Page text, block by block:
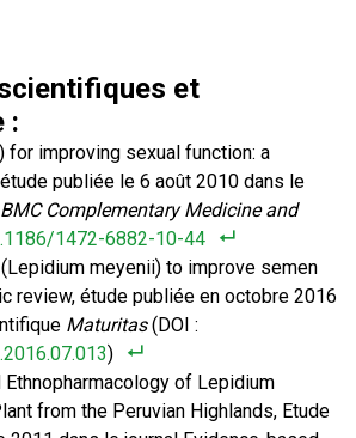
et
:
for improving sexual function: a
publiée le 6 août 2010 dans le
BMC Complementary Medicine and
1472-6882-10-44
meyenii) to improve semen
review, étude publiée en octobre 2016
Maturitas(DOI :
)
Ethnopharmacology of Lepidium
from the Peruvian Highlands, Etude